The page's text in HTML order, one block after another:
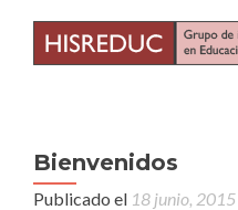
Bienvenidos
Publicado el 18 junio, 2015